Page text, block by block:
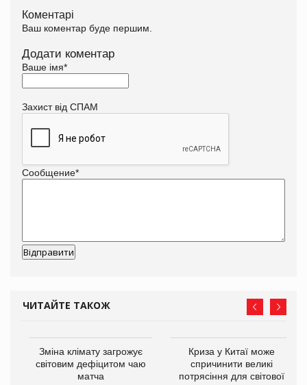
Коментарі
Ваш коментар буде першим.
Додати коментар
Ваше імя*
Захист від СПАМ
Сообщение*
ЧИТАЙТЕ ТАКОЖ
Зміна клімату загрожує
світовим дефіцитом чаю
матча
Криза у Китаї може
спричинити великі
потрясіння для світової